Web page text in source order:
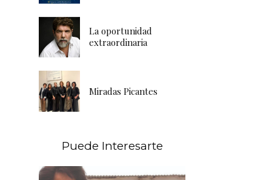
La oportunidad
extraordinaria
Miradas Picantes
Puede Interesarte